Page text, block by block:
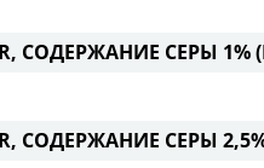
СОДЕРЖАНИЕ СЕРЫ 1%
СОДЕРЖАНИЕ СЕРЫ